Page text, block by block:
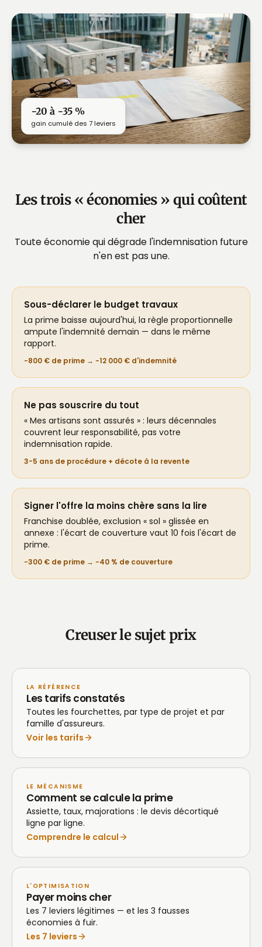
−20 à −35 %
gain cumulé des 7 leviers
Les trois « économies » qui coûtent
cher
Toute économie qui dégrade l'indemnisation future
n'en est pas une.
Sous-déclarer le budget travaux
La prime baisse aujourd'hui, la règle proportionnelle
ampute l'indemnité demain — dans le même
rapport.
−800 € de prime → −12 000 € d'indemnité
Ne pas souscrire du tout
« Mes artisans sont assurés » : leurs décennales
couvrent leur responsabilité, pas votre
indemnisation rapide.
3-5 ans de procédure + décote à la revente
Signer l'offre la moins chère sans la lire
Franchise doublée, exclusion « sol » glissée en
annexe : l'écart de couverture vaut 10 fois l'écart de
prime.
−300 € de prime → −40 % de couverture
Creuser le sujet prix
LA RÉFÉRENCE
Les tarifs constatés
Toutes les fourchettes, par type de projet et par
famille d'assureurs.
Voir les tarifs
LE MÉCANISME
Comment se calcule la prime
Assiette, taux, majorations : le devis décortiqué
ligne par ligne.
Comprendre le calcul
L'OPTIMISATION
Payer moins cher
Les 7 leviers légitimes — et les 3 fausses
économies à fuir.
Les 7 leviers